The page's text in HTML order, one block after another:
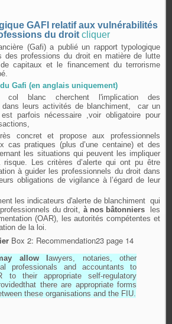
GAFI relatif aux vulnérabilités
du droit cliquer
(Gafi) a publié un rapport typologique
des professions du droit en matière de lutte
capitaux et le financement du terrorisme
Gafi (en anglais uniquement)
col blanc cherchent l'implication des
dans leurs activités de blanchiment, car un
parfois nécessaire ,voir obligatoire pour
concret et propose aux professionnels
cas pratiques (plus d’une centaine) et des
les situations qui peuvent les impliquer
Les critères d’alerte qui ont pu être
à guider les professionnels du droit dans
obligations de vigilance à l’égard de leur
les indicateurs d'alerte de blanchiment qui
du droit, à nos bâtonniers les
(OAR), les autorités compétentes et
de la loi.
Box 2: Recommendation23 page 14
allow l awyers, notaries, other
professionals and accountants to
to their appropriate self-regulatory
there are appropriate forms
these organisations and the FIU.